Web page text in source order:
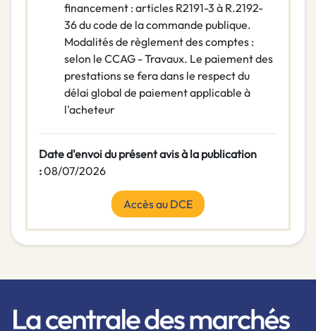
financement : articles R2191-3 à R.2192-
36 du code de la commande publique.
Modalités de règlement des comptes :
selon le CCAG - Travaux. Le paiement des
prestations se fera dans le respect du
délai global de paiement applicable à
l'acheteur
Date d'envoi du présent avis à la publication
:08/07/2026
Accès au DCE